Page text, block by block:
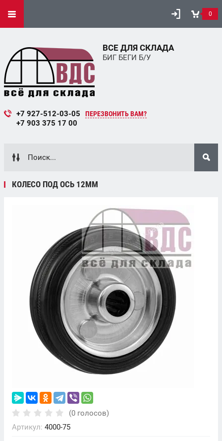
0
ВСЕ ДЛЯ СКЛАДА
БИГ БЕГИ Б/У
+7 927-512-03-05
+7 903 375 17 00
ПЕРЕЗВОНИТЬ ВАМ?
КОЛЕСО ПОД ОСЬ 12ММ
(0 голосов)
Артикул: 4000-75